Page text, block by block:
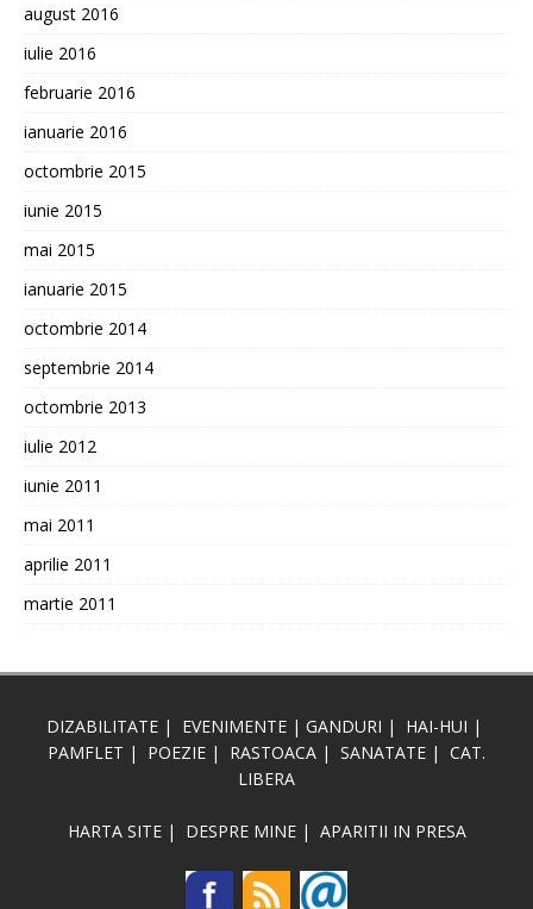
august 2016
iulie 2016
februarie 2016
ianuarie 2016
octombrie 2015
iunie 2015
mai 2015
ianuarie 2015
octombrie 2014
septembrie 2014
octombrie 2013
iulie 2012
iunie 2011
mai 2011
aprilie 2011
martie 2011
DIZABILITATE | EVENIMENTE | GANDURI | HAI-HUI |
PAMFLET | POEZIE | RASTOACA | SANATATE | CAT.
LIBERA
HARTA SITE| DESPRE MINE| APARITII IN PRESA